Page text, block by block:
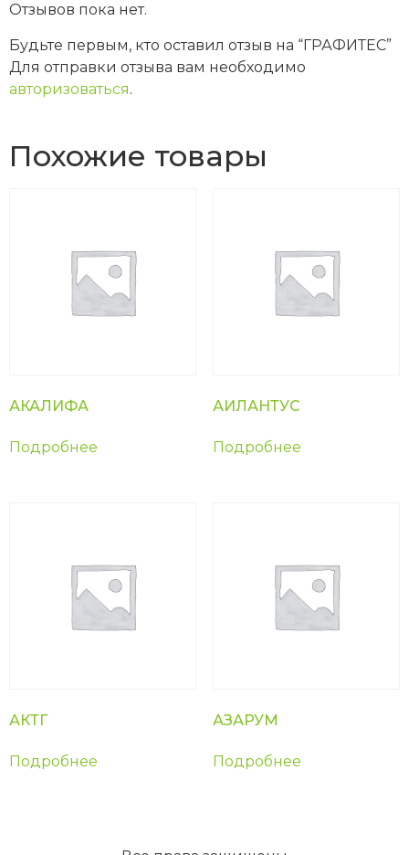
Отзывов пока нет.
Будьте первым, кто оставил отзыв на “ГРАФИТЕС”
Для отправки отзыва вам необходимо
авторизоваться.
Похожие товары
АКАЛИФА
Подробнее
АИЛАНТУС
Подробнее
АКТГ
Подробнее
АЗАРУМ
Подробнее